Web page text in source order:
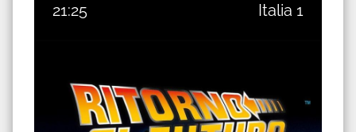
21:25 Italia 1